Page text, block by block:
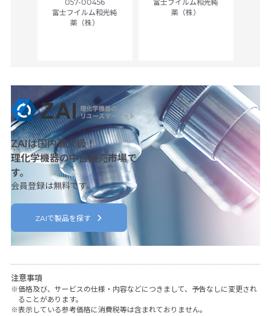
057-00456
富士フイルム和光純
薬（株）
富士フイルム和光純
薬（株）
ZAIは国内最大級！
理化学機器の中古販売市場で
す。
会員登録は無料です。
ZAIで製品を探す
注意事項
価格及び、サービスの仕様・内容などにつきまして、予告なしに変更され
ることがあります。
表示している参考価格に消費税等は含まれておりません。